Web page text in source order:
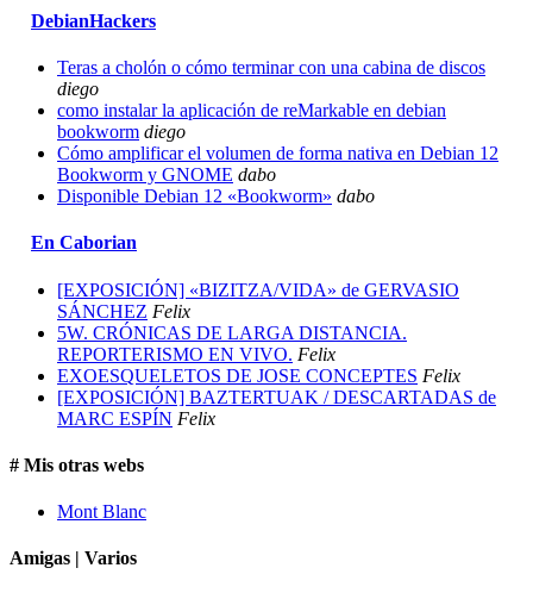
DebianHackers
Teras a cholón o cómo terminar con una cabina de discos
diego
como instalar la aplicación de reMarkable en debian
bookworm diego
Cómo amplificar el volumen de forma nativa en Debian 12
Bookworm y GNOME dabo
Disponible Debian 12 «Bookworm» dabo
En Caborian
[EXPOSICIÓN] «BIZITZA/VIDA» de GERVASIO
SÁNCHEZ Felix
5W. CRÓNICAS DE LARGA DISTANCIA.
REPORTERISMO EN VIVO. Felix
EXOESQUELETOS DE JOSE CONCEPTES Felix
[EXPOSICIÓN] BAZTERTUAK / DESCARTADAS de
MARC ESPÍN Felix
# Mis otras webs
Mont Blanc
Amigas | Varios